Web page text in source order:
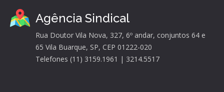
Agência Sindical
Rua Doutor Vila Nova, 327, 6º andar, conjuntos 64 e
65 Vila Buarque, SP, CEP 01222-020
Telefones (11) 3159.1961 | 3214.5517